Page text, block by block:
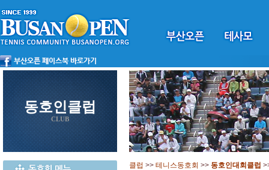
동호인클럽
CLUB
클럽 >> 테니스동호회 >> 동호인대회클럽